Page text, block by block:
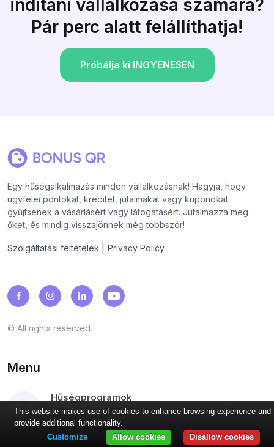
indítani vállalkozása számára?
Pár perc alatt felállíthatja!
Próbálja ki INGYENESEN
Egy hűségalkalmazás minden vállalkozásnak! Hagyja, hogy
ügyfelei pontokat, kreditet, jutalmakat vagy kuponokat
gyűjtsenek a vásárlásért vagy látogatásért. Jutalmazza meg
őket, és mindig visszajönnek még többször!
Szolgáltatási feltételek Privacy Policy
© All rights reserved.
Menu
Hűségprogramok
Pontok, bélyegek, cashback, kuponok, kedvezmények,
jutalmak...
This website makes use of cookies to enhance browsing experience and
provide additional functionality.
Disallow cookies
Allow cookies
Customize